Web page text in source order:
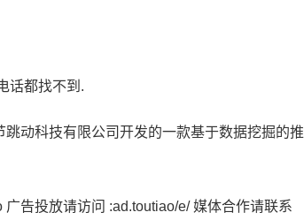
话都找不到.
动科技有限公司开发的一款基于数据挖掘的推
告投放请访问 :ad.toutiao/e/ 媒体合作请联系